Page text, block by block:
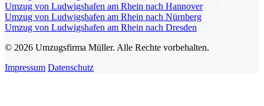
Umzug von Ludwigshafen am Rhein nach Hannover
Umzug von Ludwigshafen am Rhein nach Nürnberg
Umzug von Ludwigshafen am Rhein nach Dresden
© 2026 Umzugsfirma Müller. Alle Rechte vorbehalten.
Impressum Datenschutz